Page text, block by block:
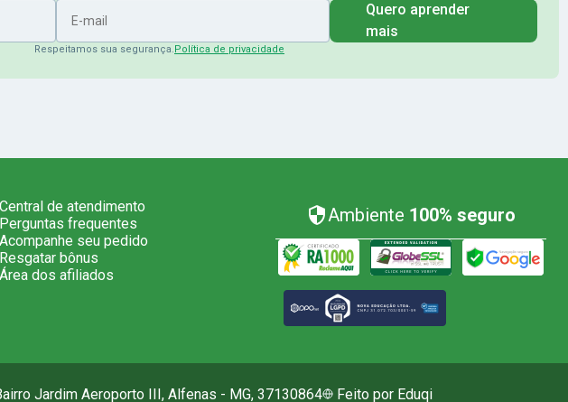
Quero aprender
mais
Respeitamos sua segurança.Política de privacidade
Central de atendimento
Perguntas frequentes
Acompanhe seu pedido
Resgatar bônus
Área dos afiliados
Ambiente 100% seguro
Jardim Aeroporto III, Alfenas - MG, 37130864 Feito por Eduqi